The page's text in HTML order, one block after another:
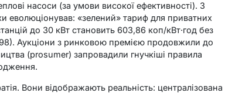
насоси (за умови високої ефективності). З
еволюціонував: «зелений» тариф для приватних
до 30 кВт становить 603,86 коп/кВт·год без
Аукціони з ринковою премією продовжили до
(prosumer) запровадили гнучкіші правила
Вони відображають реальність: централізована